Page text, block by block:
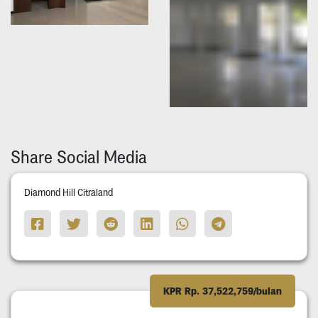
Share Social Media
Diamond Hill Citraland
KPR Rp. 37,522,759/bulan